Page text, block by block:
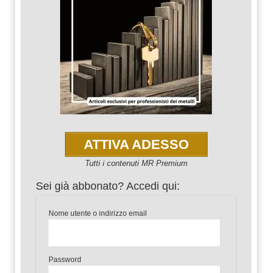
ATTIVA ADESSO
Tutti i contenuti MR Premium
Sei già abbonato? Accedi qui:
Nome utente o indirizzo email
Password